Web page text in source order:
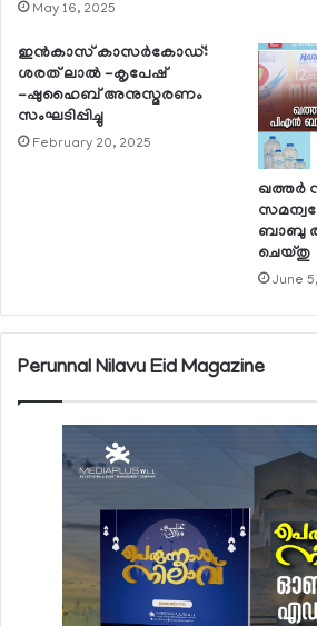
May 16, 2025
ഇന്‍കാസ് കാസര്‍കോഡ്:
ശരത് ലാല്‍ -കൃപേഷ്
-ഷുഹൈബ് അനുസ്മരണം
സംഘടിപ്പിച്ചു
February 20, 2025
ഖത്തര്‍
ബാബു
ചെയ്തു
June
Perunnal Nilavu Eid Magazine